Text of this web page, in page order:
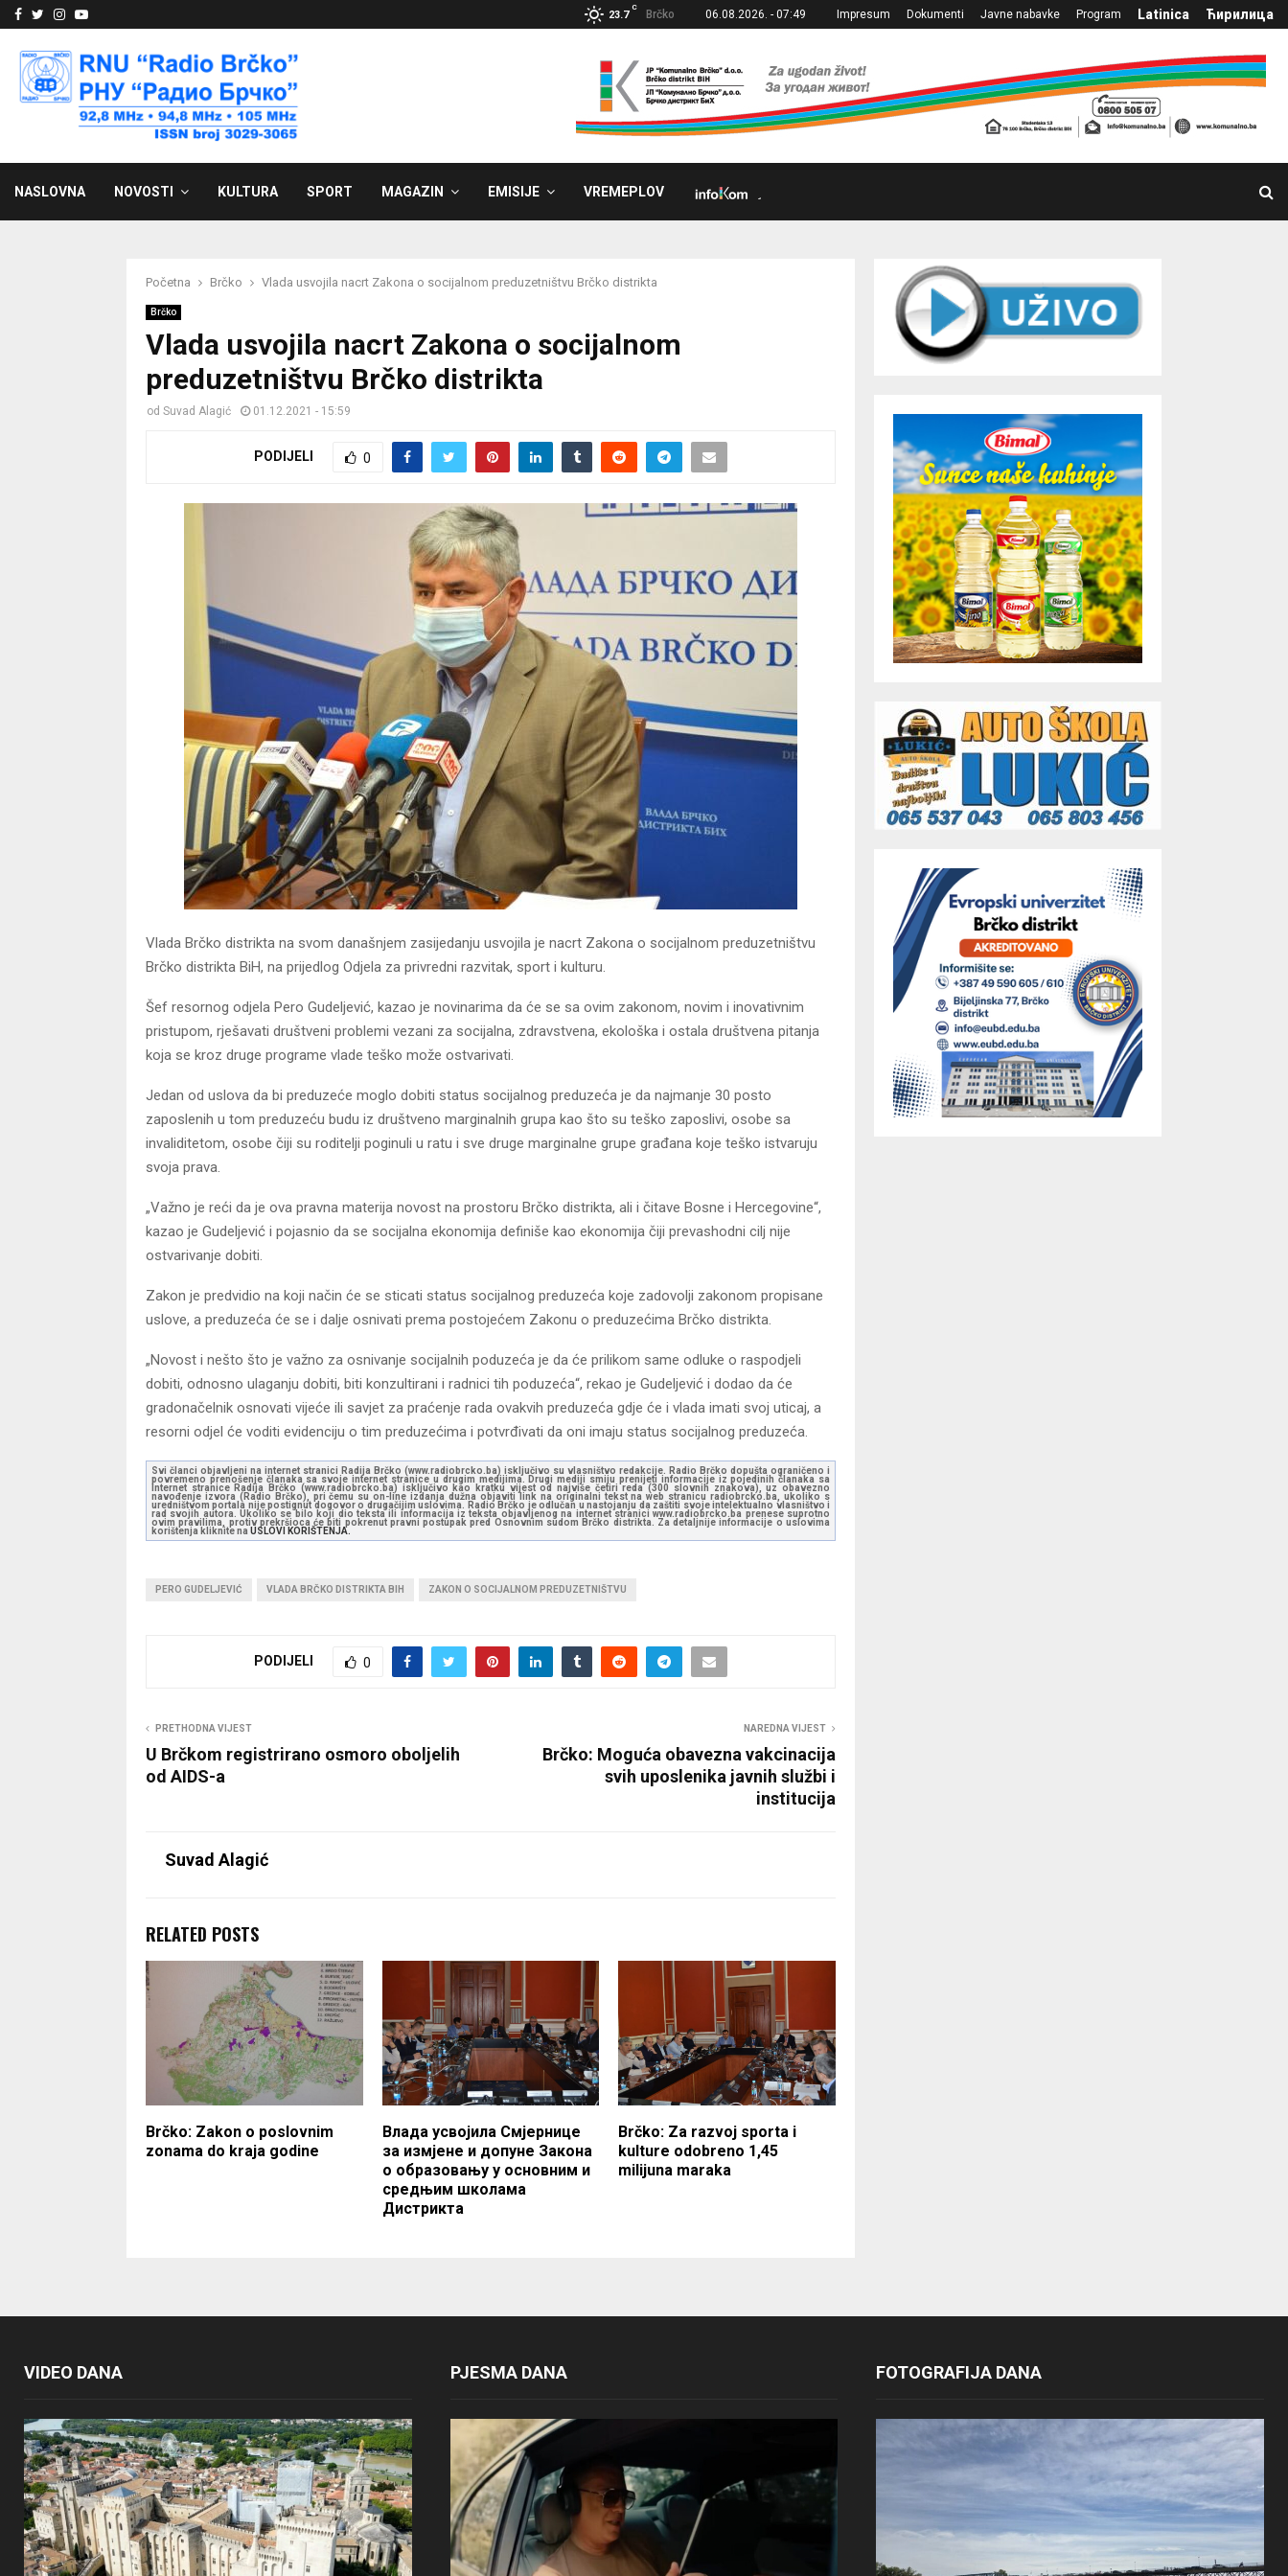
Facebook
Twitter
Instagram
Youtube 23.7
C
Brčko 06.08.2026. - 07:49 Impresum Dokumenti Javne nabavke Program Latinica Ћирилица
NASLOVNA NOVOSTI KULTURA SPORT MAGAZIN EMISIJE VREMEPLOV
Početna Brčko Vlada usvojila nacrt Zakona o socijalnom preduzetništvu Brčko distrikta
Brčko
Vlada usvojila nacrt Zakona o socijalnom
preduzetništvu Brčko distrikta
od Suvad Alagić 01.12.2021 - 15:59
PODIJELI 0
Vlada Brčko distrikta na svom današnjem zasijedanju usvojila je nacrt Zakona o socijalnom preduzetništvu
Brčko distrikta BiH, na prijedlog Odjela za privredni razvitak, sport i kulturu.
Šef resornog odjela Pero Gudeljević, kazao je novinarima da će se sa ovim zakonom, novim i inovativnim
pristupom, rješavati društveni problemi vezani za socijalna, zdravstvena, ekološka i ostala društvena pitanja
koja se kroz druge programe vlade teško može ostvarivati.
Jedan od uslova da bi preduzeće moglo dobiti status socijalnog preduzeća je da najmanje 30 posto
zaposlenih u tom preduzeću budu iz društveno marginalnih grupa kao što su teško zaposlivi, osobe sa
invaliditetom, osobe čiji su roditelji poginuli u ratu i sve druge marginalne grupe građana koje teško istvaruju
svoja prava.
„Važno je reći da je ova pravna materija novost na prostoru Brčko distrikta, ali i čitave Bosne i Hercegovine“,
kazao je Gudeljević i pojasnio da se socijalna ekonomija definiše kao ekonomija čiji prevashodni cilj nije
ostvarivanje dobiti.
Zakon je predvidio na koji način će se sticati status socijalnog preduzeća koje zadovolji zakonom propisane
uslove, a preduzeća će se i dalje osnivati prema postojećem Zakonu o preduzećima Brčko distrikta.
„Novost i nešto što je važno za osnivanje socijalnih poduzeća je da će prilikom same odluke o raspodjeli
dobiti, odnosno ulaganju dobiti, biti konzultirani i radnici tih poduzeća“, rekao je Gudeljević i dodao da će
gradonačelnik osnovati vijeće ili savjet za praćenje rada ovakvih preduzeća gdje će i vlada imati svoj uticaj, a
resorni odjel će voditi evidenciju o tim preduzećima i potvrđivati da oni imaju status socijalnog preduzeća.
Svi članci objavljeni na internet stranici Radija Brčko (www.radiobrcko.ba) isključivo su vlasništvo redakcije. Radio Brčko dopušta ograničeno i
povremeno prenošenje članaka sa svoje internet stranice u drugim medijima. Drugi mediji smiju prenijeti informacije iz pojedinih članaka sa
Internet stranice Radija Brčko (www.radiobrcko.ba) isključivo kao kratku vijest od najviše četiri reda (300 slovnih znakova), uz obavezno
navođenje izvora (Radio Brčko), pri čemu su on-line izdanja dužna objaviti link na originalni tekst na web stranicu radiobrcko.ba, ukoliko s
uredništvom portala nije postignut dogovor o drugačijim uslovima. Radio Brčko je odlučan u nastojanju da zaštiti svoje intelektualno vlasništvo i
rad svojih autora. Ukoliko se bilo koji dio teksta ili informacija iz teksta objavljenog na internet stranici www.radiobrcko.ba prenese suprotno
ovim pravilima, protiv prekršioca će biti pokrenut pravni postupak pred Osnovnim sudom Brčko distrikta. Za detaljnije informacije o uslovima
korištenja kliknite na USLOVI KORIŠTENJA.
PERO GUDELJEVIĆ VLADA BRČKO DISTRIKTA BIH ZAKON O SOCIJALNOM PREDUZETNIŠTVU
PODIJELI 0
PRETHODNA VIJEST
U Brčkom registrirano osmoro oboljelih
od AIDS-a
NAREDNA VIJEST
Brčko: Moguća obavezna vakcinacija
svih uposlenika javnih službi i
institucija
Suvad Alagić
RELATED POSTS
Brčko: Zakon o poslovnim
zonama do kraja godine
Влада усвојила Смјернице
за измјене и допуне Закона
о образовању у основним и
средњим школама
Дистрикта
Brčko: Za razvoj sporta i
kulture odobreno 1,45
milijuna maraka
VIDEO DANA PJESMA DANA FOTOGRAFIJA DANA